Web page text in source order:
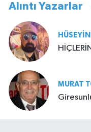
Alıntı Yazarlar
MURAT